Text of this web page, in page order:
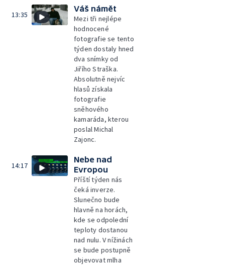
13:35
Váš námět
Mezi tři nejlépe
hodnocené
fotografie se tento
týden dostaly hned
dva snímky od
Jiřího Straška.
Absolutně nejvíc
hlasů získala
fotografie
sněhového
kamaráda, kterou
poslal Michal
Zajonc.
14:17
Nebe nad
Evropou
Příští týden nás
čeká inverze.
Slunečno bude
hlavně na horách,
kde se odpolední
teploty dostanou
nad nulu. V nížinách
se bude postupně
objevovat mlha